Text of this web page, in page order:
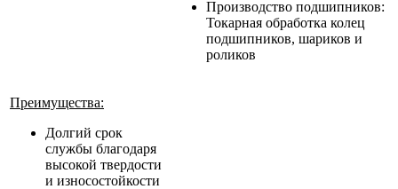
Производство подшипников:
Токарная обработка колец
подшипников, шариков и
роликов
Преимущества:
Долгий срок
службы благодаря
высокой твердости
и износостойкости